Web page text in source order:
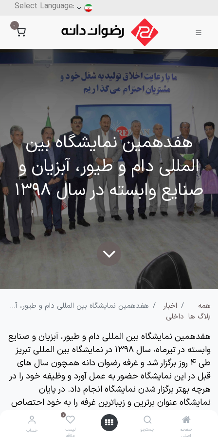
صفحه
جستجو
0
لیست
حساب
صفحه
جستجو
0
لیست
حساب
0
هفدهمین نمایشگاه بین
المللی دام و طیور، آبزیان و
صنایع وابسته در سال 1398
همه
بلاگ‌ ها
اخبار
داخلی
هفدهمین نمایشگاه بین المللی دام و طیور، آبزیان و صنایع وابسته در سال 1398
هفدهمین نمایشگاه بین المللی دام و طیور، آبزیان و صنایع
وابسته در تیرماه، سال ۱398 در نمایشگاه بین المللی تبریز
طی ۴ روز برگزار شد و غرفه رضوان دانه همچون سال های
قبل در این نمایشگاه حضور به عمل آورد و وظیفه خود را در
هرچه بهتر برگزار شدن نمایشگاه انجام داد. در پایان
نمایشگاه عنوان برترین و زیباترین غرفه را به خود احتصاص